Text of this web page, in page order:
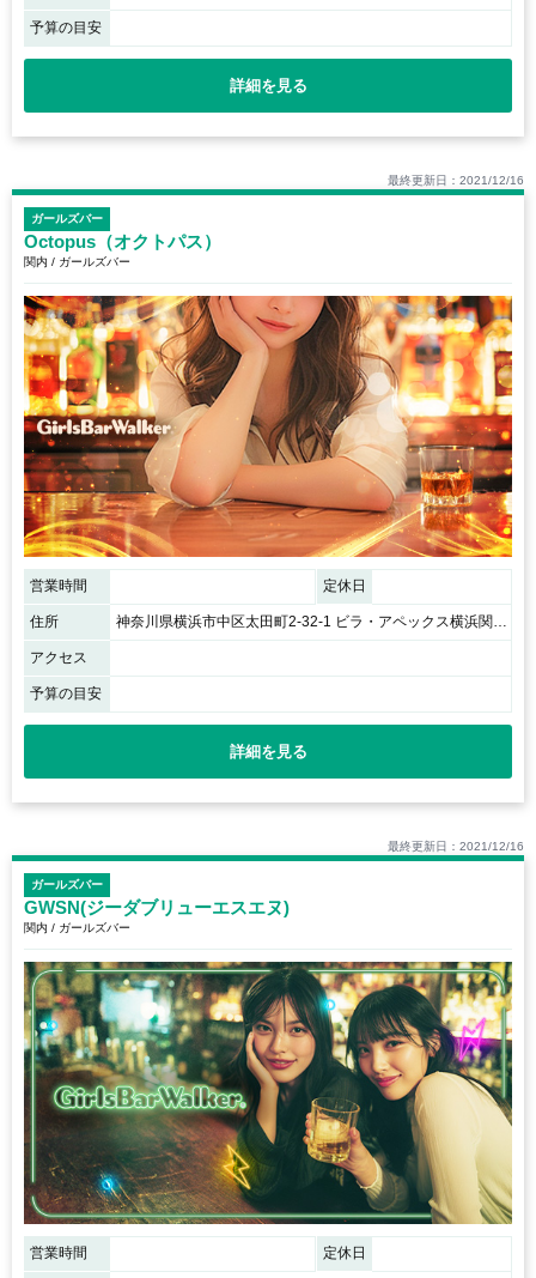
予算の目安
詳細を見る
最終更新日：2021/12/16
ガールズバー
Octopus（オクトパス）
関内 / ガールズバー
営業時間 定休日
住所 神奈川県横浜市中区太田町2-32-1 ビラ・アペックス横浜関内7F
アクセス
予算の目安
詳細を見る
最終更新日：2021/12/16
ガールズバー
GWSN(ジーダブリューエスエヌ)
関内 / ガールズバー
営業時間 定休日